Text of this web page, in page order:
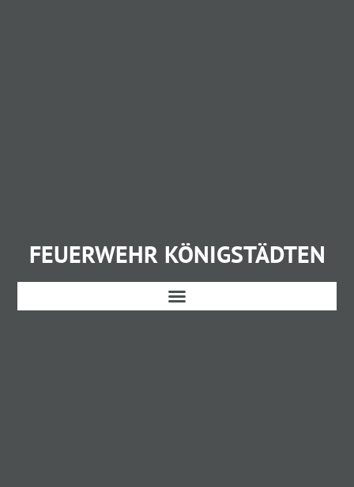
FEUERWEHR KÖNIGSTÄDTEN